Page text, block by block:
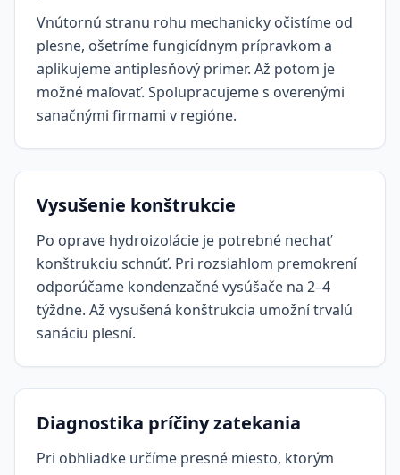
Vnútornú stranu rohu mechanicky očistíme od
plesne, ošetríme fungicídnym prípravkom a
aplikujeme antiplesňový primer. Až potom je
možné maľovať. Spolupracujeme s overenými
sanačnými firmami v regióne.
Vysušenie konštrukcie
Po oprave hydroizolácie je potrebné nechať
konštrukciu schnúť. Pri rozsiahlom premokrení
odporúčame kondenzačné vysúšače na 2–4
týždne. Až vysušená konštrukcia umožní trvalú
sanáciu plesní.
Diagnostika príčiny zatekania
Pri obhliadke určíme presné miesto, ktorým